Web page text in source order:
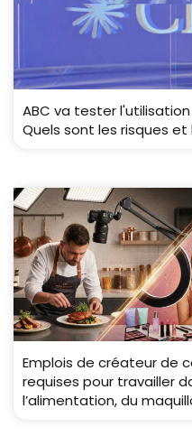
ABC va tester
Quels sont les risques
Emplois de créateur de
requises pour travailler
l’alimentation, du